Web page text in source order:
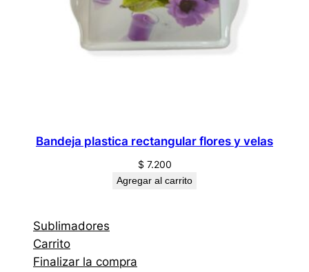
Bandeja plastica rectangular flores y velas
$7.200
Agregar al carrito
Sublimadores
Carrito
Finalizar la compra